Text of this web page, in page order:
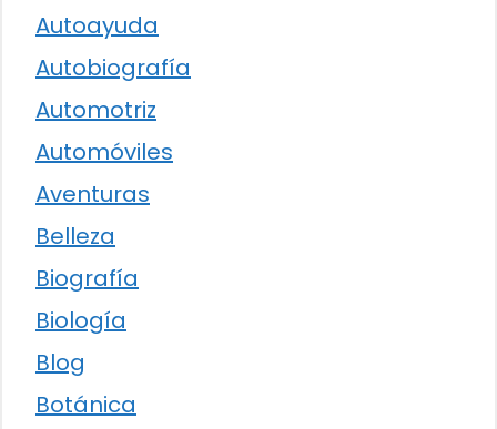
Autoayuda
Autobiografía
Automotriz
Automóviles
Aventuras
Belleza
Biografía
Biología
Blog
Botánica